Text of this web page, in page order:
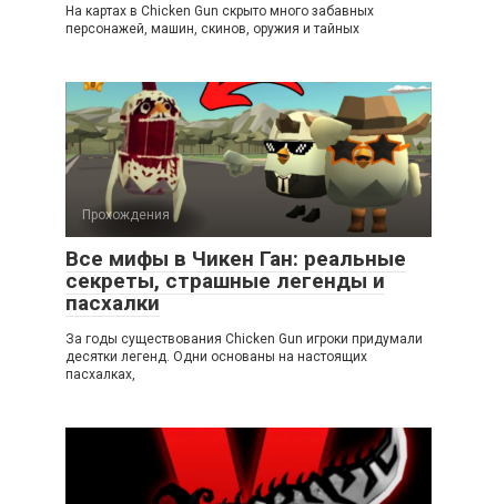
На картах в Chicken Gun скрыто много забавных
персонажей, машин, скинов, оружия и тайных
Прохождения
Все мифы в Чикен Ган: реальные
секреты, страшные легенды и
пасхалки
За годы существования Chicken Gun игроки придумали
десятки легенд. Одни основаны на настоящих
пасхалках,